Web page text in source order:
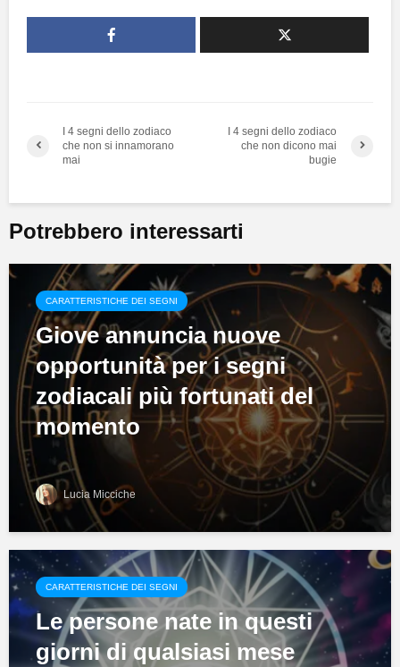
I 4 segni dello zodiaco
che non si innamorano
mai
I 4 segni dello zodiaco
che non dicono mai
bugie
Potrebbero interessarti
CARATTERISTICHE DEI SEGNI
Giove annuncia nuove
opportunità per i segni
zodiacali più fortunati del
momento
Lucia Micciche
CARATTERISTICHE DEI SEGNI
Le persone nate in questi
giorni di qualsiasi mese